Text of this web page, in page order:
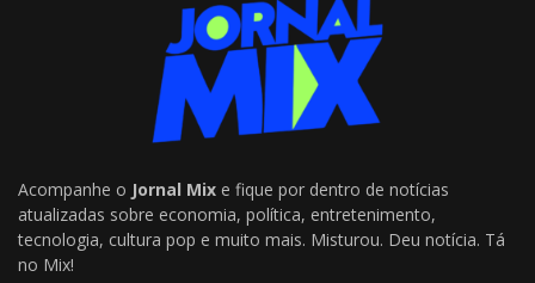
Acompanhe o Jornal Mix e fique por dentro de notícias
atualizadas sobre economia, política, entretenimento,
tecnologia, cultura pop e muito mais. Misturou. Deu notícia. Tá
no Mix!